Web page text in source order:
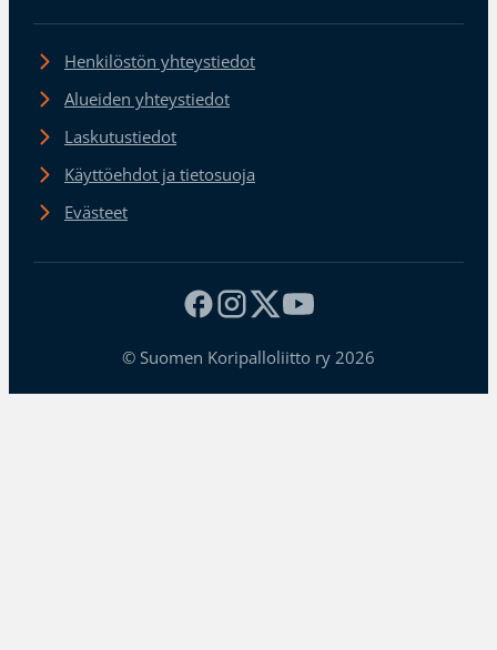
Henkilöstön yhteystiedot
Alueiden yhteystiedot
Laskutustiedot
Käyttöehdot ja tietosuoja
Evästeet
© Suomen Koripalloliitto ry 2026